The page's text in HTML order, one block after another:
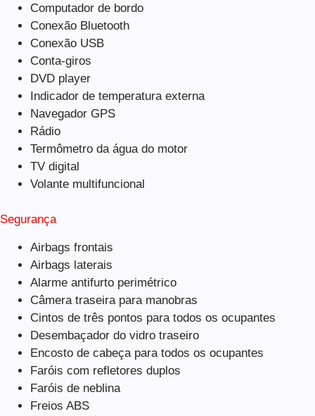
Computador de bordo
Conexão Bluetooth
Conexão USB
Conta-giros
DVD player
Indicador de temperatura externa
Navegador GPS
Rádio
Termômetro da água do motor
TV digital
Volante multifuncional
Segurança
Airbags frontais
Airbags laterais
Alarme antifurto perimétrico
Câmera traseira para manobras
Cintos de três pontos para todos os ocupantes
Desembaçador do vidro traseiro
Encosto de cabeça para todos os ocupantes
Faróis com refletores duplos
Faróis de neblina
Freios ABS